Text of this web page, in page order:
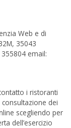
Web e di
35043
355804 email:
i ristoranti
dei
scegliendo per
dell’esercizio